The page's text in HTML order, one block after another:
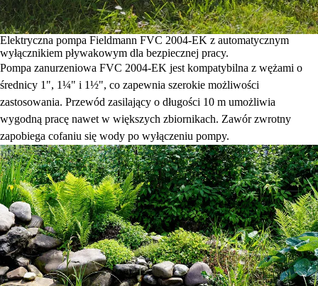
Elektryczna pompa Fieldmann FVC 2004-EK z automatycznym
wyłącznikiem pływakowym dla bezpiecznej pracy.
Pompa zanurzeniowa FVC 2004-EK jest kompatybilna z wężami o
średnicy 1", 1¼" i 1½", co zapewnia szerokie możliwości
zastosowania. Przewód zasilający o długości 10 m umożliwia
wygodną pracę nawet w większych zbiornikach. Zawór zwrotny
zapobiega cofaniu się wody po wyłączeniu pompy.